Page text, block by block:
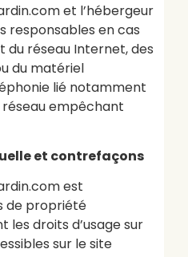
et l’hébergeur
responsables en cas
réseau Internet, des
du matériel
lié notamment
empêchant
et contrefaçons
est
de propriété
droits d’usage sur
sur le site